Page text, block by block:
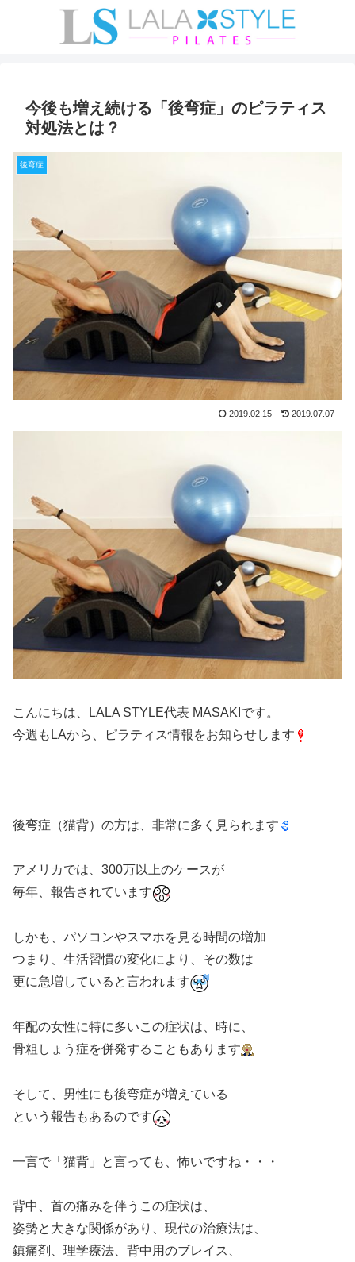
今後も増え続ける「後弯症」のピラティス
対処法とは？
後弯症
2019.02.15 2019.07.07
こんにちは、LALA STYLE代表 MASAKIです。
今週もLAから、ピラティス情報をお知らせします
後弯症（猫背）の方は、非常に多く見られます
アメリカでは、300万以上のケースが
毎年、報告されています
しかも、パソコンやスマホを見る時間の増加
つまり、生活習慣の変化により、その数は
更に急増していると言われます
年配の女性に特に多いこの症状は、時に、
骨粗しょう症を併発することもあります
そして、男性にも後弯症が増えている
という報告もあるのです
一言で「猫背」と言っても、怖いですね・・・
背中、首の痛みを伴うこの症状は、
姿勢と大きな関係があり、現代の治療法は、
鎮痛剤、理学療法、背中用のブレイス、